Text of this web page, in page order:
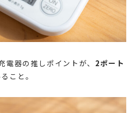
電器の推しポイントが、 2ポート
こと。